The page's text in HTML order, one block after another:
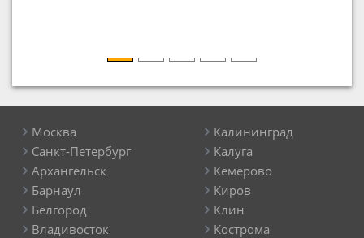
Москва
Санкт-Петербург
Архангельск
Барнаул
Белгород
Владивосток
Калининград
Калуга
Кемерово
Киров
Клин
Кострома